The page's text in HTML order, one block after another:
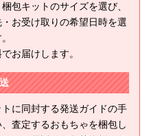
包キットのサイズを選び、
お受け取りの希望日時を選
お届けします。
に同封する発送ガイドの手
査定するおもちゃを梱包し